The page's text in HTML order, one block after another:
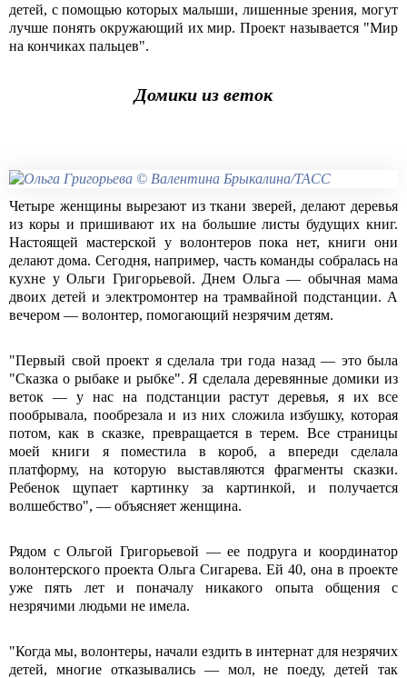
детей, с помощью которых малыши, лишенные зрения, могут
лучше понять окружающий их мир. Проект называется "Мир
на кончиках пальцев".
Домики из веток
Четыре женщины вырезают из ткани зверей, делают деревья
из коры и пришивают их на большие листы будущих книг.
Настоящей мастерской у волонтеров пока нет, книги они
делают дома. Сегодня, например, часть команды собралась на
кухне у Ольги Григорьевой. Днем Ольга — обычная мама
двоих детей и электромонтер на трамвайной подстанции. А
вечером — волонтер, помогающий незрячим детям.
"Первый свой проект я сделала три года назад — это была
"Сказка о рыбаке и рыбке". Я сделала деревянные домики из
веток — у нас на подстанции растут деревья, я их все
пообрывала, пообрезала и из них сложила избушку, которая
потом, как в сказке, превращается в терем. Все страницы
моей книги я поместила в короб, а впереди сделала
платформу, на которую выставляются фрагменты сказки.
Ребенок щупает картинку за картинкой, и получается
волшебство", — объясняет женщина.
Рядом с Ольгой Григорьевой — ее подруга и координатор
волонтерского проекта Ольга Сигарева. Ей 40, она в проекте
уже пять лет и поначалу никакого опыта общения с
незрячими людьми не имела.
"Когда мы, волонтеры, начали ездить в интернат для незрячих
детей, многие отказывались — мол, не поеду, детей так